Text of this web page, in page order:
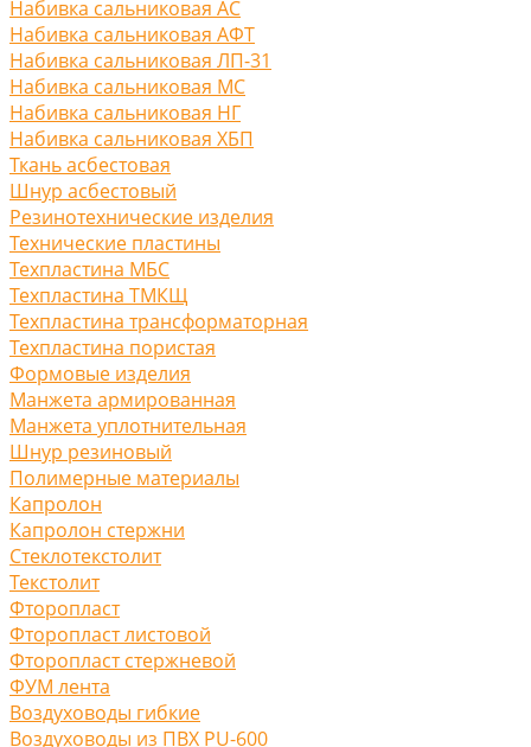
Набивка сальниковая АС
Набивка сальниковая АФТ
Набивка сальниковая ЛП-31
Набивка сальниковая МС
Набивка сальниковая НГ
Набивка сальниковая ХБП
Ткань асбестовая
Шнур асбестовый
Резинотехнические изделия
Технические пластины
Техпластина МБС
Техпластина ТМКЩ
Техпластина трансформаторная
Техпластина пористая
Формовые изделия
Манжета армированная
Манжета уплотнительная
Шнур резиновый
Полимерные материалы
Капролон
Капролон стержни
Стеклотекстолит
Текстолит
Фторопласт
Фторопласт листовой
Фторопласт стержневой
ФУМ лента
Воздуховоды гибкие
Воздуховоды из ПВХ PU-600